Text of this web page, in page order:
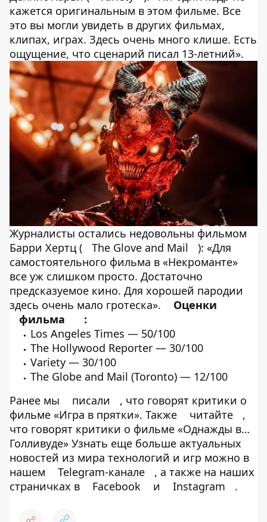
кажется оригинальным в этом фильме. Все
это вы могли увидеть в других фильмах,
клипах, играх. Здесь очень много клише. Есть
ощущение, что сценарий писал 13-летний».
Журналисты остались недовольны фильмом
Барри Хертц (
The Glove and Mail
): «Для
самостоятельного фильма в «Некроманте»
все уж слишком просто. Достаточно
предсказуемое кино. Для хорошей пародии
здесь очень мало гротеска».
Оценки
фильма
:
Los Angeles Times — 50/100
The Hollywood Reporter — 30/100
Variety — 30/100
The Globe and Mail (Toronto) — 12/100
Ранее мы
писали
, что говорят критики о
фильме «Игра в прятки». Также
читайте
,
что говорят критики о фильме «Однажды в…
Голливуде» Узнать еще больше актуальных
новостей из мира технологий и игр можно в
нашем
Telegram-канале
, а также на наших
страничках в
Facebook и Instagram .